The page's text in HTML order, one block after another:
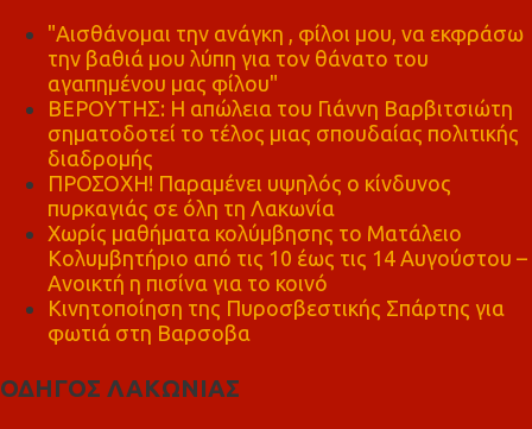
"Αισθάνομαι την ανάγκη , φίλοι μου, να εκφράσω
την βαθιά μου λύπη για τον θάνατο του
αγαπημένου μας φίλου"
ΒΕΡΟΥΤΗΣ: Η απώλεια του Γιάννη Βαρβιτσιώτη
σηματοδοτεί το τέλος μιας σπουδαίας πολιτικής
διαδρομής
ΠΡΟΣΟΧΗ! Παραμένει υψηλός ο κίνδυνος
πυρκαγιάς σε όλη τη Λακωνία
Χωρίς μαθήματα κολύμβησης το Ματάλειο
Κολυμβητήριο από τις 10 έως τις 14 Αυγούστου –
Ανοικτή η πισίνα για το κοινό
Κινητοποίηση της Πυροσβεστικής Σπάρτης για
φωτιά στη Βαρσοβα
ΟΔΗΓΟΣ ΛΑΚΩΝΙΑΣ